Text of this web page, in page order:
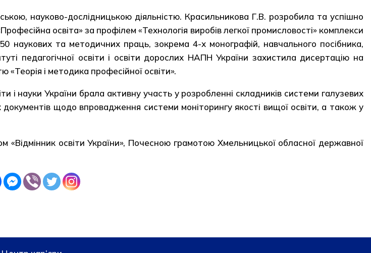
науково-дослідницькою діяльністю. Красильникова Г.В. розробила та успішно
освіта» за профілем «Технологія виробів легкої промисловості» комплекси
наукових та методичних праць, зокрема 4-х монографій, навчального посібника,
педагогічної освіти і освіти дорослих НАПН України захистила дисертацію на
«Теорія і методика професійної освіти».
і науки України брала активну участь у розробленні складників системи галузевих
щодо впровадження системи моніторингу якості вищої освіти, а також у
«Відмінник освіти України», Почесною грамотою Хмельницької обласної державної